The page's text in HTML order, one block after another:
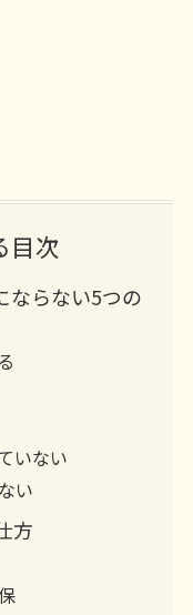
目次
ならない5つの
いない
い
方